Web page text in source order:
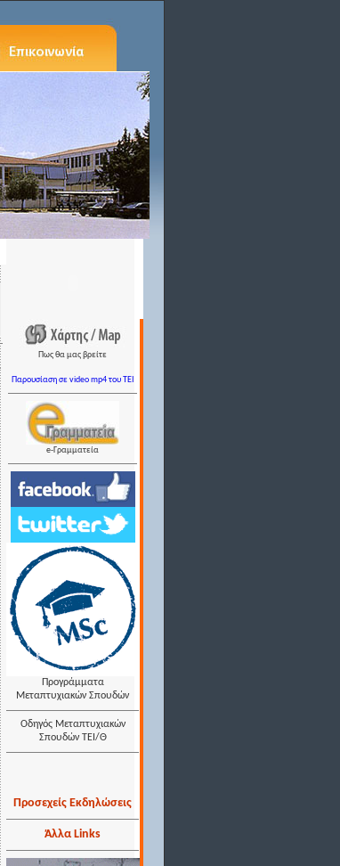
Πως θα μας βρείτε
Παρουσίαση σε video mp4 του TEI
e-Γραμματεία
Προγράμματα
Μεταπτυχιακών Σπουδών
Οδηγός Μεταπτυχιακών
Σπουδών ΤΕΙ/Θ
Προσεχείς Εκδηλώσεις
Άλλα Links